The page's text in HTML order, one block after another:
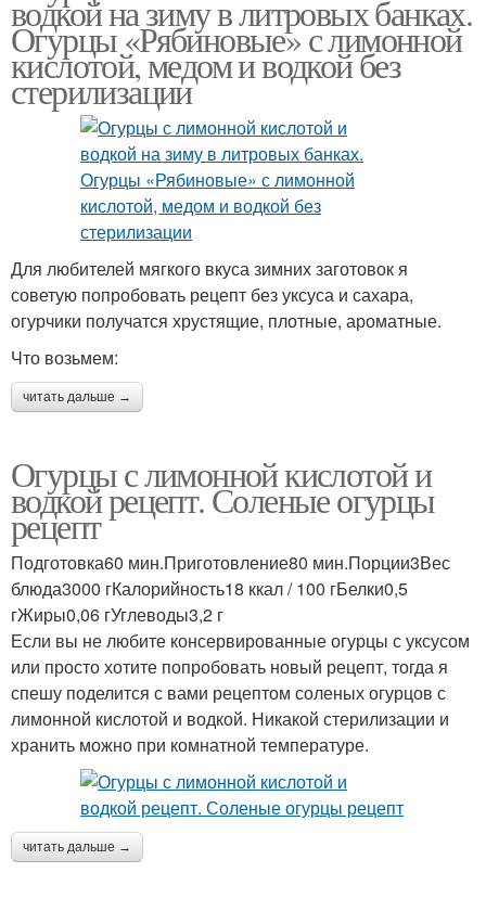
водкой на зиму в литровых банках.
Огурцы «Рябиновые» с лимонной
кислотой, медом и водкой без
стерилизации
Для любителей мягкого вкуса зимних заготовок я
советую попробовать рецепт без уксуса и сахара,
огурчики получатся хрустящие, плотные, ароматные.
Что возьмем:
читать дальше →
Огурцы с лимонной кислотой и
водкой рецепт. Соленые огурцы
рецепт
Подготовка60 мин.Приготовление80 мин.Порции3Вес
блюда3000 гКалорийность18 ккал / 100 гБелки0,5
гЖиры0,06 гУглеводы3,2 г
Если вы не любите консервированные огурцы с уксусом
или просто хотите попробовать новый рецепт, тогда я
спешу поделится с вами рецептом соленых огурцов с
лимонной кислотой и водкой. Никакой стерилизации и
хранить можно при комнатной температуре.
читать дальше →